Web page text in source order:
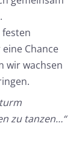
Chance
wir wachsen
zu tanzen…“